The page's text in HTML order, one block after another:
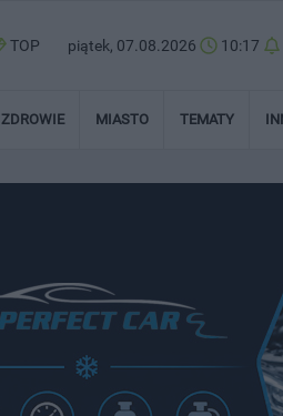
TOP piątek, 07.08.2026 10:17
ZDROWIE MIASTO TEMATY